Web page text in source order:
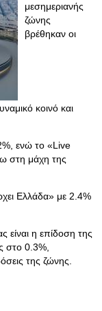
μεσημεριανής
ζώνης
βρέθηκαν οι
κοινό και
ενώ το «Live
στη μάχη της
Ελλάδα» με 2.4%
είναι η επίδοση της
στο 0.3%,
της ζώνης.